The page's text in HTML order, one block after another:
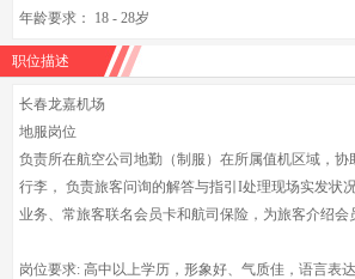
年龄要求： 18 - 28岁
职位描述
长春龙嘉机场
地服岗位
负责所在航空公司地勤（制服）在所属值机区域，协
行李， 负责旅客问询的解答与指引I处理现场实发状
业务、常旅客联名会员卡和航司保险，为旅客介绍会
岗位要求: 高中以上学历，形象好、气质佳，语言表